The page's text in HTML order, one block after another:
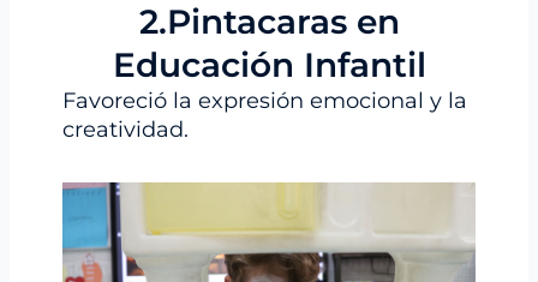
2.Pintacaras en
Educación Infantil
Favoreció la expresión emocional y la
creatividad.